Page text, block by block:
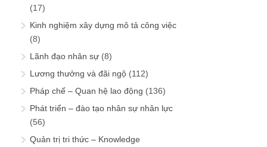
(17)
Kinh nghiệm xây dựng mô tả công việc
(8)
Lãnh đạo nhân sự (8)
Lương thưởng và đãi ngộ (112)
Pháp chế – Quan hệ lao động (136)
Phát triển – đào tạo nhân sự nhân lực
(56)
Quản trị tri thức – Knowledge